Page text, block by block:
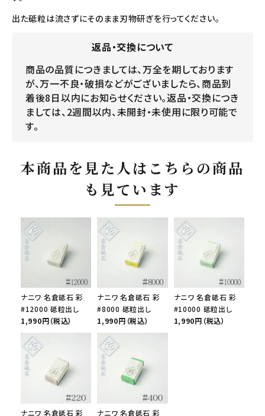
出た砥粒は流さずにそのまま刃物研ぎを行ってください。
返品・交換について
商品の品質につきましては、万全を期しております
が、万一不良・破損などがございましたら、商品到
着後8日以内にお知らせください。返品・交換につき
ましては、2週間以内、未開封・未使用に限り可能で
す。
本商品を見た人はこちらの商品
も見ています
ナニワ 名倉砥石 彩
#12000 砥粒出し
1,990円（税込）
ナニワ 名倉砥石 彩
#8000 砥粒出し
1,990円（税込）
ナニワ 名倉砥石 彩
#10000 砥粒出し
1,990円（税込）
ナニワ 名倉砥石 彩
ナニワ 名倉砥石 彩